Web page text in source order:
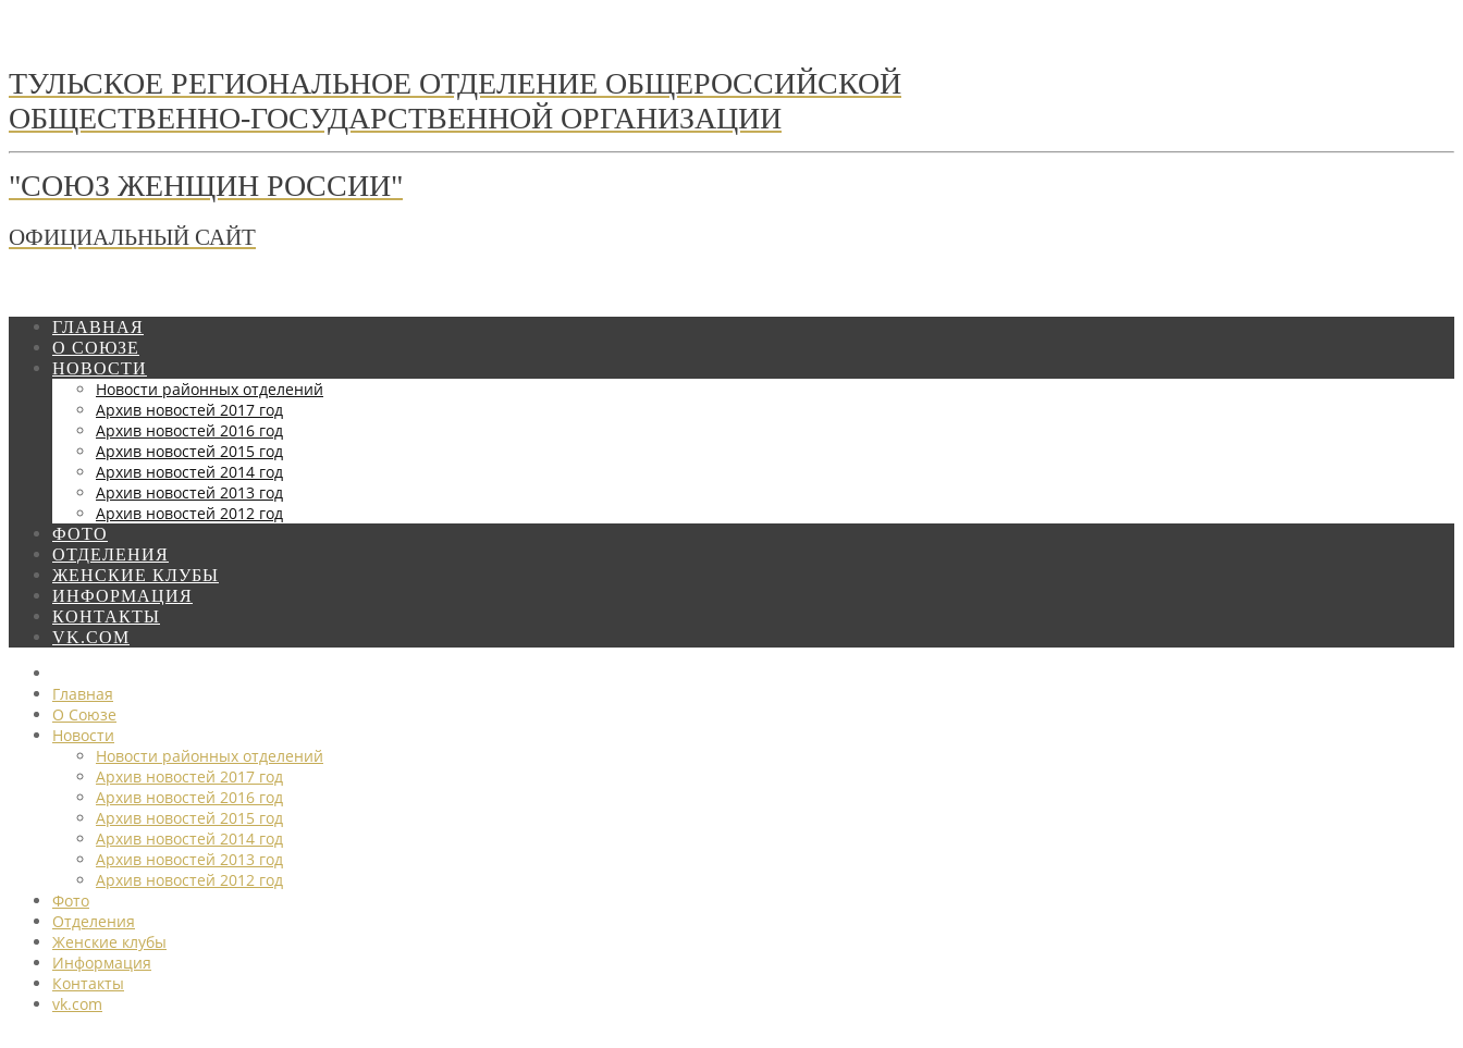
ТУЛЬСКОЕ РЕГИОНАЛЬНОЕ ОТДЕЛЕНИЕ ОБЩЕРОССИЙСКОЙ
ОБЩЕСТВЕННО-ГОСУДАРСТВЕННОЙ ОРГАНИЗАЦИИ
"СОЮЗ ЖЕНЩИН РОССИИ"
ОФИЦИАЛЬНЫЙ САЙТ
ГЛАВНАЯ
О СОЮЗЕ
НОВОСТИ
Новости районных отделений
Архив новостей 2017 год
Архив новостей 2016 год
Архив новостей 2015 год
Архив новостей 2014 год
Архив новостей 2013 год
Архив новостей 2012 год
ФОТО
ОТДЕЛЕНИЯ
ЖЕНСКИЕ КЛУБЫ
ИНФОРМАЦИЯ
КОНТАКТЫ
VK.COM
Главная
О Союзе
Новости
Новости районных отделений
Архив новостей 2017 год
Архив новостей 2016 год
Архив новостей 2015 год
Архив новостей 2014 год
Архив новостей 2013 год
Архив новостей 2012 год
Фото
Отделения
Женские клубы
Информация
Контакты
vk.com